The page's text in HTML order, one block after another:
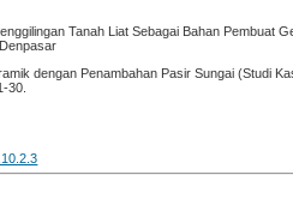
Tanah Liat Sebagai Bahan
dengan Penambahan Pasir Sungai (Studi
30.